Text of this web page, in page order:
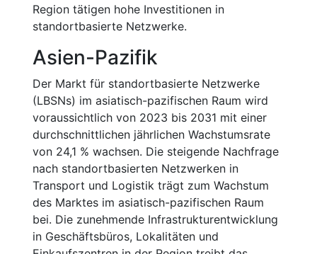
Region tätigen hohe Investitionen in
standortbasierte Netzwerke.
Asien-Pazifik
Der Markt für standortbasierte Netzwerke
(LBSNs) im asiatisch-pazifischen Raum wird
voraussichtlich von 2023 bis 2031 mit einer
durchschnittlichen jährlichen Wachstumsrate
von 24,1 % wachsen. Die steigende Nachfrage
nach standortbasierten Netzwerken in
Transport und Logistik trägt zum Wachstum
des Marktes im asiatisch-pazifischen Raum
bei. Die zunehmende Infrastrukturentwicklung
in Geschäftsbüros, Lokalitäten und